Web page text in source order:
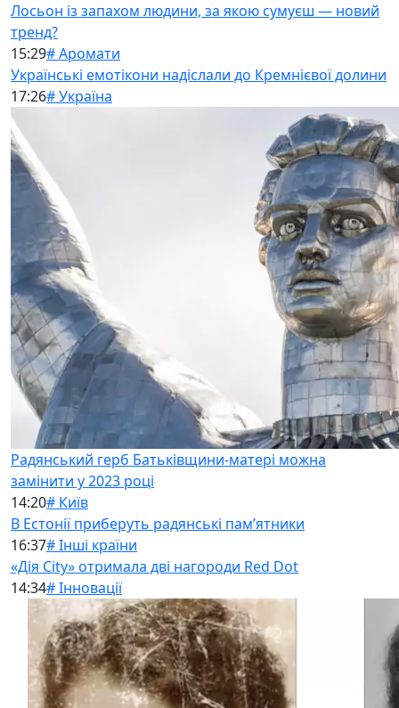
Лосьон із запахом людини, за якою сумуєш — новий
тренд?
15:29# Аромати
Українські емотікони надіслали до Кремнієвої долини
17:26# Україна
Радянський герб Батьківщини-матері можна
замінити у 2023 році
14:20# Київ
В Естонії приберуть радянські памʼятники
16:37# Інші країни
«Дія City» отримала дві нагороди Red Dot
14:34# Інновації